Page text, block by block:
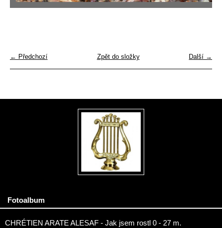
← Předchozí Další →
Zpět do složky
Fotoalbum
CHRÉTIEN ARATE ALESAF - Jak jsem rostl 0 - 27 m.